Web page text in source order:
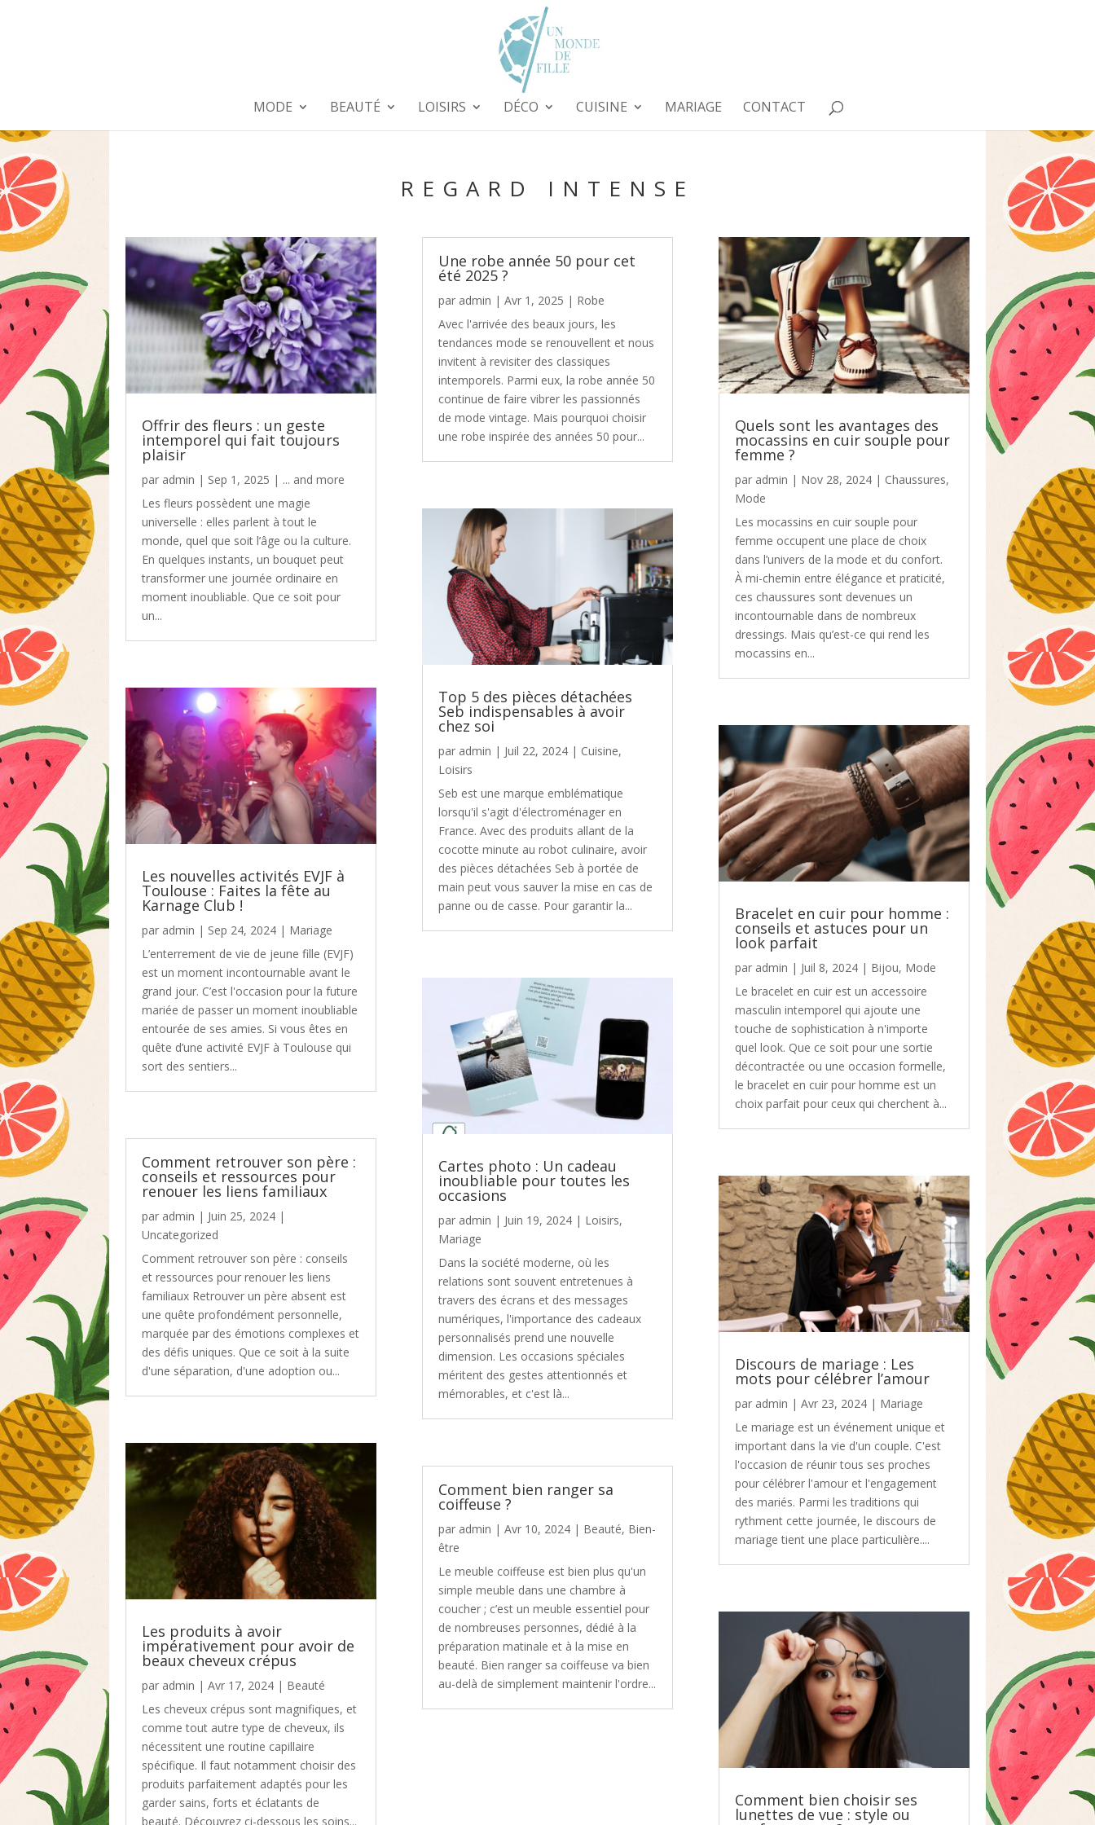
MODE BEAUTÉ LOISIRS DÉCO CUISINE MARIAGE CONTACT
REGARD INTENSE
Offrir des fleurs : un geste
intemporel qui fait toujours
plaisir
par admin | Sep 1, 2025 | ... and more
Les fleurs possèdent une magie
universelle : elles parlent à tout le
monde, quel que soit l’âge ou la culture.
En quelques instants, un bouquet peut
transformer une journée ordinaire en
moment inoubliable. Que ce soit pour
un...
Les nouvelles activités EVJF à
Toulouse : Faites la fête au
Karnage Club !
par admin | Sep 24, 2024 | Mariage
L’enterrement de vie de jeune fille (EVJF)
est un moment incontournable avant le
grand jour. C’est l'occasion pour la future
mariée de passer un moment inoubliable
entourée de ses amies. Si vous êtes en
quête d’une activité EVJF à Toulouse qui
sort des sentiers...
Comment retrouver son père :
conseils et ressources pour
renouer les liens familiaux
par admin | Juin 25, 2024 |
Uncategorized
Comment retrouver son père : conseils
et ressources pour renouer les liens
familiaux Retrouver un père absent est
une quête profondément personnelle,
marquée par des émotions complexes et
des défis uniques. Que ce soit à la suite
d'une séparation, d'une adoption ou...
Les produits à avoir
impérativement pour avoir de
beaux cheveux crépus
par admin |Avr 17, 2024 | Beauté
Les cheveux crépus sont magnifiques, et
comme tout autre type de cheveux, ils
nécessitent une routine capillaire
spécifique. Il faut notamment choisir des
produits parfaitement adaptés pour les
garder sains, forts et éclatants de
beauté. Découvrez ci-dessous les soins...
Une robe année 50 pour cet
été 2025 ?
par admin |Avr 1, 2025 | Robe
Avec l'arrivée des beaux jours, les
tendances mode se renouvellent et nous
invitent à revisiter des classiques
intemporels. Parmi eux, la robe année 50
continue de faire vibrer les passionnés
de mode vintage. Mais pourquoi choisir
une robe inspirée des années 50 pour...
Top 5 des pièces détachées
Seb indispensables à avoir
chez soi
par admin | Juil 22, 2024 | Cuisine,
Loisirs
Seb est une marque emblématique
lorsqu'il s'agit d'électroménager en
France. Avec des produits allant de la
cocotte minute au robot culinaire, avoir
des pièces détachées Seb à portée de
main peut vous sauver la mise en cas de
panne ou de casse. Pour garantir la...
Cartes photo : Un cadeau
inoubliable pour toutes les
occasions
par admin | Juin 19, 2024 | Loisirs,
Mariage
Dans la société moderne, où les
relations sont souvent entretenues à
travers des écrans et des messages
numériques, l'importance des cadeaux
personnalisés prend une nouvelle
dimension. Les occasions spéciales
méritent des gestes attentionnés et
mémorables, et c'est là...
Comment bien ranger sa
coiffeuse ?
par admin |Avr 10, 2024 | Beauté, Bien-
être
Le meuble coiffeuse est bien plus qu'un
simple meuble dans une chambre à
coucher ; c’est un meuble essentiel pour
de nombreuses personnes, dédié à la
préparation matinale et à la mise en
beauté. Bien ranger sa coiffeuse va bien
au-delà de simplement maintenir l'ordre...
Quels sont les avantages des
mocassins en cuir souple pour
femme ?
par admin | Nov 28, 2024 | Chaussures,
Mode
Les mocassins en cuir souple pour
femme occupent une place de choix
dans l’univers de la mode et du confort.
À mi-chemin entre élégance et praticité,
ces chaussures sont devenues un
incontournable dans de nombreux
dressings. Mais qu’est-ce qui rend les
mocassins en...
Bracelet en cuir pour homme :
conseils et astuces pour un
look parfait
par admin | Juil 8, 2024 | Bijou, Mode
Le bracelet en cuir est un accessoire
masculin intemporel qui ajoute une
touche de sophistication à n'importe
quel look. Que ce soit pour une sortie
décontractée ou une occasion formelle,
le bracelet en cuir pour homme est un
choix parfait pour ceux qui cherchent à...
Discours de mariage : Les
mots pour célébrer l’amour
par admin |Avr 23, 2024 | Mariage
Le mariage est un événement unique et
important dans la vie d'un couple. C'est
l'occasion de réunir tous ses proches
pour célébrer l'amour et l'engagement
des mariés. Parmi les traditions qui
rythment cette journée, le discours de
mariage tient une place particulière....
Comment bien choisir ses
lunettes de vue : style ou